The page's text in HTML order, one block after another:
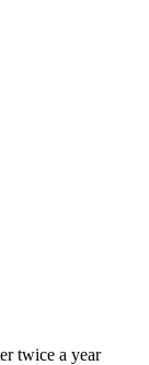
twice a year